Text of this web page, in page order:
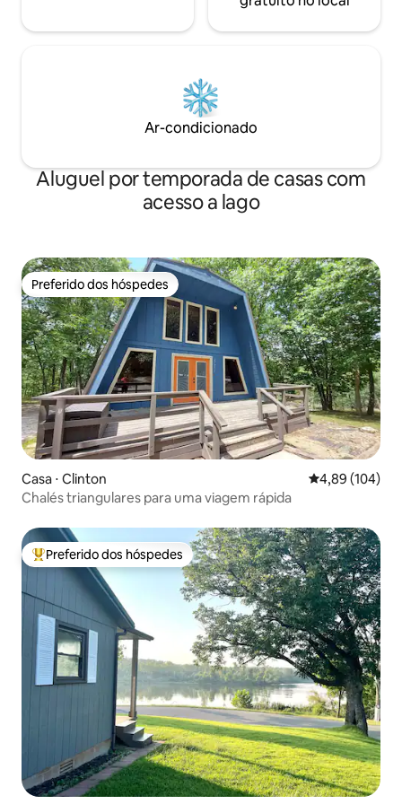
Ar-condicionado
Aluguel por temporada de casas com
acesso a lago
Preferido dos hóspedes
Preferido dos hóspedes
Casa ⋅ Clinton 4,89 de uma
4,89 (104)
Chalés triangulares para uma viagem rápida
Entre os melhores preferidos dos hóspedes
Preferido dos hóspedes